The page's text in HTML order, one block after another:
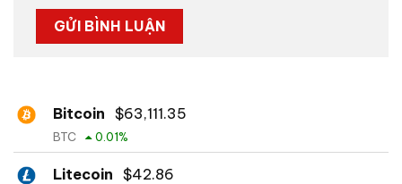
Bitcoin $63,111.35
BTC 0.01%
Litecoin $42.86